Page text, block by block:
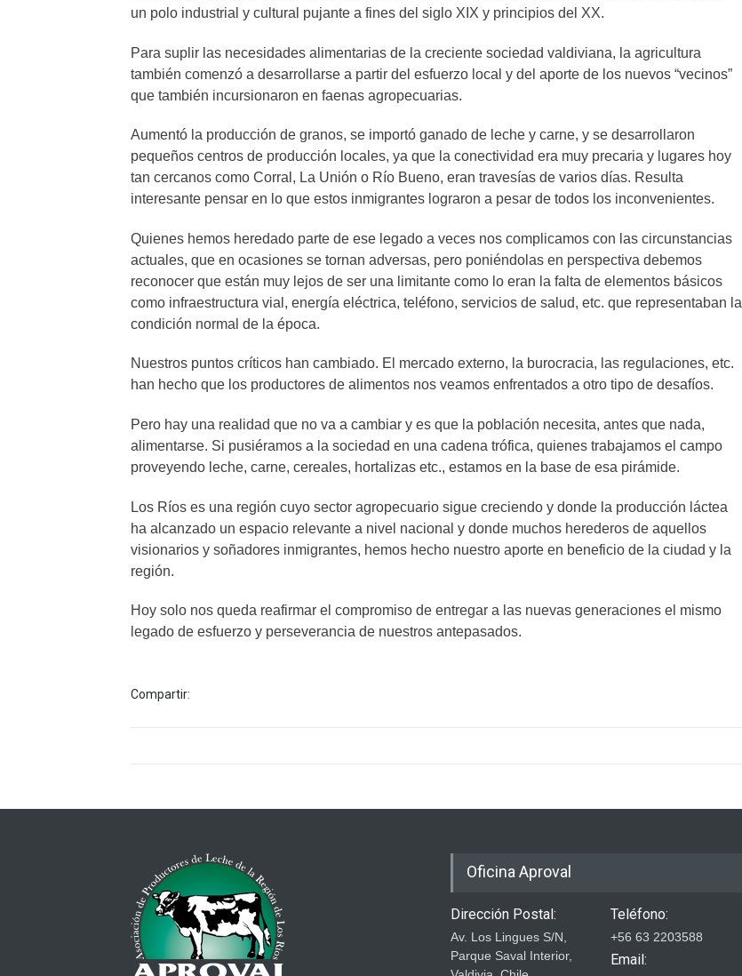
un polo industrial y cultural pujante a fines del siglo XIX y principios del XX.
Para suplir las necesidades alimentarias de la creciente sociedad valdiviana, la agricultura
también comenzó a desarrollarse a partir del esfuerzo local y del aporte de los nuevos “vecinos”
que también incursionaron en faenas agropecuarias.
Aumentó la producción de granos, se importó ganado de leche y carne, y se desarrollaron
pequeños centros de producción locales, ya que la conectividad era muy precaria y lugares hoy
tan cercanos como Corral, La Unión o Río Bueno, eran travesías de varios días. Resulta
interesante pensar en lo que estos inmigrantes lograron a pesar de todos los inconvenientes.
Quienes hemos heredado parte de ese legado a veces nos complicamos con las circunstancias
actuales, que en ocasiones se tornan adversas, pero poniéndolas en perspectiva debemos
reconocer que están muy lejos de ser una limitante como lo eran la falta de elementos básicos
como infraestructura vial, energía eléctrica, teléfono, servicios de salud, etc. que representaban la
condición normal de la época.
Nuestros puntos críticos han cambiado. El mercado externo, la burocracia, las regulaciones, etc.
han hecho que los productores de alimentos nos veamos enfrentados a otro tipo de desafíos.
Pero hay una realidad que no va a cambiar y es que la población necesita, antes que nada,
alimentarse. Si pusiéramos a la sociedad en una cadena trófica, quienes trabajamos el campo
proveyendo leche, carne, cereales, hortalizas etc., estamos en la base de esa pirámide.
Los Ríos es una región cuyo sector agropecuario sigue creciendo y donde la producción láctea
ha alcanzado un espacio relevante a nivel nacional y donde muchos herederos de aquellos
visionarios y soñadores inmigrantes, hemos hecho nuestro aporte en beneficio de la ciudad y la
región.
Hoy solo nos queda reafirmar el compromiso de entregar a las nuevas generaciones el mismo
legado de esfuerzo y perseverancia de nuestros antepasados.
Compartir:
Oficina Aproval
Dirección Postal:
Av. Los Lingues S/N,
Parque Saval Interior,
Teléfono:
+56 63 2203588
Email: